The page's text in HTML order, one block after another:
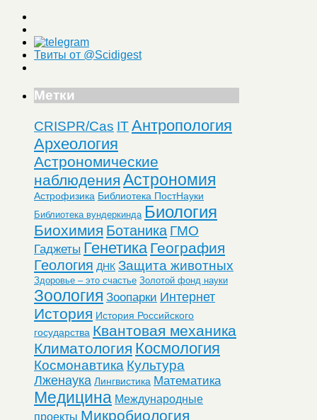
Твиты от @Scidigest
Метки
CRISPR/Cas ITАнтропология
Археология
Астрономические
наблюдения Астрономия
Астрофизика Библиотека ПостНауки
Библиотека вундеркинда Биология
Биохимия Ботаника ГМО
Гаджеты Генетика География
Геология ДНК Защита животных
Здоровье – это счастье Золотой фонд науки
Зоология Зоопарки Интернет
История История Российского
государства Квантовая механика
Климатология Космология
Космонавтика Культура
Лженаука Лингвистика Математика
Медицина Международные
проекты Микробиология